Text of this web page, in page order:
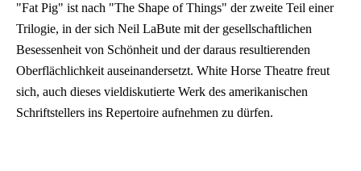
"Fat Pig" ist nach "The Shape of Things" der zweite Teil einer
Trilogie, in der sich Neil LaBute mit der gesellschaftlichen
Besessenheit von Schönheit und der daraus resultierenden
Oberflächlichkeit auseinandersetzt. White Horse Theatre freut
sich, auch dieses vieldiskutierte Werk des amerikanischen
Schriftstellers ins Repertoire aufnehmen zu dürfen.